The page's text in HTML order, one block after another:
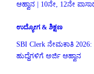
ಆಹ್ವಾನ | 10ನೇ, 12ನೇ
ಉದ್ಯೋಗ & ಶಿಕ್ಷಣ
SBI Clerk ನೇಮಕಾತಿ
ಹುದ್ದೆಗಳಿಗೆ ಅರ್ಜಿ ಆಹ್ವಾನ